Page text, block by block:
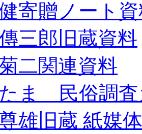
寄贈ノート
三郎旧蔵資料
二関連資料
ま 民俗調査
雄旧蔵 紙媒